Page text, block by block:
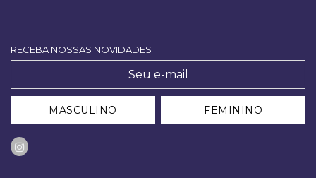
RECEBA NOSSAS NOVIDADES
MASCULINO FEMININO